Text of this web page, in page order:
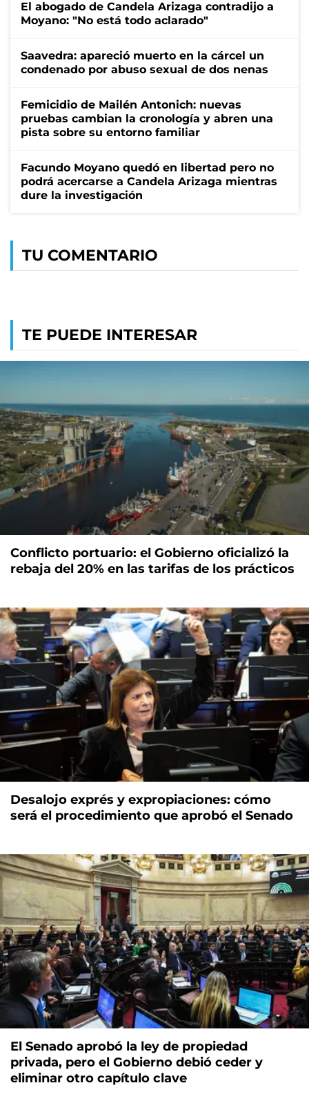
El abogado de Candela Arizaga contradijo a
Moyano: "No está todo aclarado"
Saavedra: apareció muerto en la cárcel un
condenado por abuso sexual de dos nenas
Femicidio de Mailén Antonich: nuevas
pruebas cambian la cronología y abren una
pista sobre su entorno familiar
Facundo Moyano quedó en libertad pero no
podrá acercarse a Candela Arizaga mientras
dure la investigación
TU COMENTARIO
TE PUEDE INTERESAR
Conflicto portuario: el Gobierno oficializó la
rebaja del 20% en las tarifas de los prácticos
Desalojo exprés y expropiaciones: cómo
será el procedimiento que aprobó el Senado
El Senado aprobó la ley de propiedad
privada, pero el Gobierno debió ceder y
eliminar otro capítulo clave